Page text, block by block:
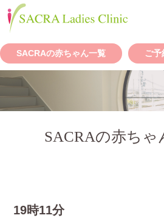
SACRAの赤ちゃん一覧 ご予
SACRAの赤ちゃ
19時11分